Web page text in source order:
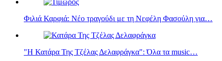
Φιλιά Καρφιά: Νέο τραγούδι με τη Νεφέλη Φασούλη για…
"Η Κατάρα Της Τζέλας Δελαφράγκα": Όλα τα music…